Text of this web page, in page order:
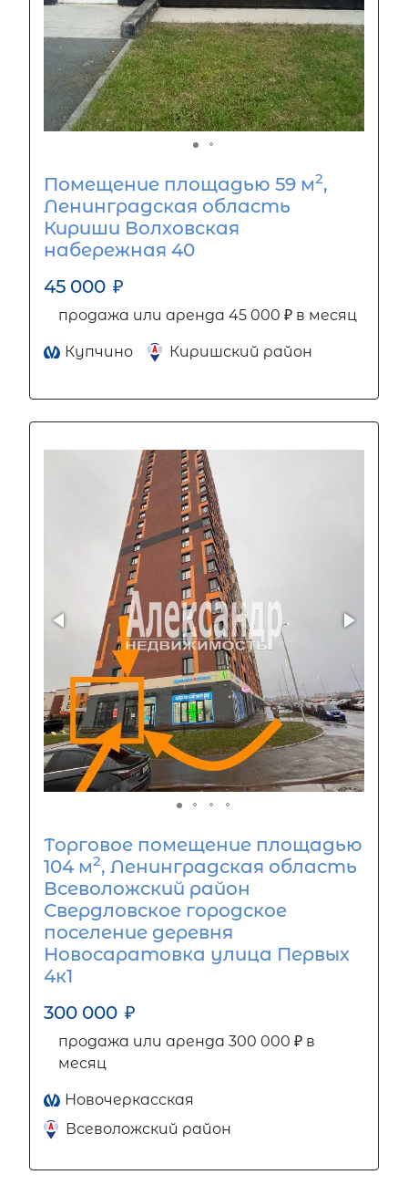
Помещение площадью 59 м2,
Ленинградская область
Кириши Волховская
набережная 40
45 000 ₽
продажа или аренда 45 000 ₽ в месяц
Купчино Киришский район
Торговое помещение площадью
104 м2, Ленинградская область
Всеволожский район
Свердловское городское
поселение деревня
Новосаратовка улица Первых
4к1
300 000 ₽
продажа или аренда 300 000 ₽ в
месяц
Новочеркасская
Всеволожский район